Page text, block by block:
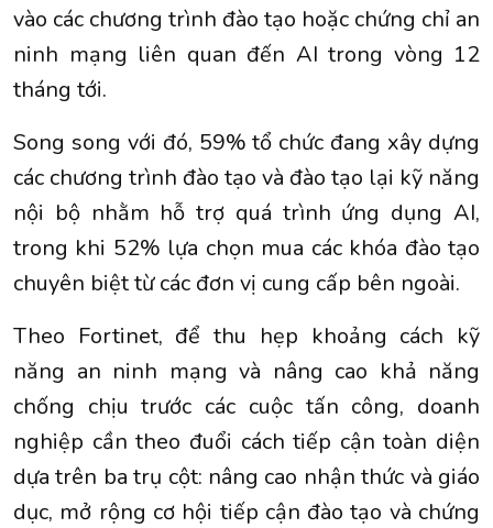
vào các chương trình đào tạo hoặc chứng chỉ an
ninh mạng liên quan đến AI trong vòng 12
tháng tới.
Song song với đó, 59% tổ chức đang xây dựng
các chương trình đào tạo và đào tạo lại kỹ năng
nội bộ nhằm hỗ trợ quá trình ứng dụng AI,
trong khi 52% lựa chọn mua các khóa đào tạo
chuyên biệt từ các đơn vị cung cấp bên ngoài.
Theo Fortinet, để thu hẹp khoảng cách kỹ
năng an ninh mạng và nâng cao khả năng
chống chịu trước các cuộc tấn công, doanh
nghiệp cần theo đuổi cách tiếp cận toàn diện
dựa trên ba trụ cột: nâng cao nhận thức và giáo
dục, mở rộng cơ hội tiếp cận đào tạo và chứng